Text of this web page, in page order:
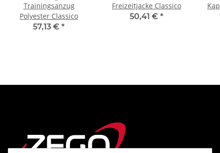
Trainingsanzug
Polyester Classico
57,13 € *
Freizeitjacke Classico
50,41 € *